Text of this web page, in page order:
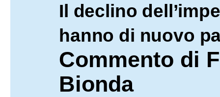
Il declino
hanno di nuovo
Commento di
Bionda